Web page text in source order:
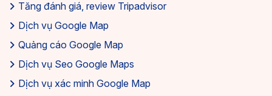
Tăng đánh giá, review Tripadvisor
Dịch vụ Google Map
Quảng cáo Google Map
Dịch vụ Seo Google Maps
Dịch vụ xác minh Google Map